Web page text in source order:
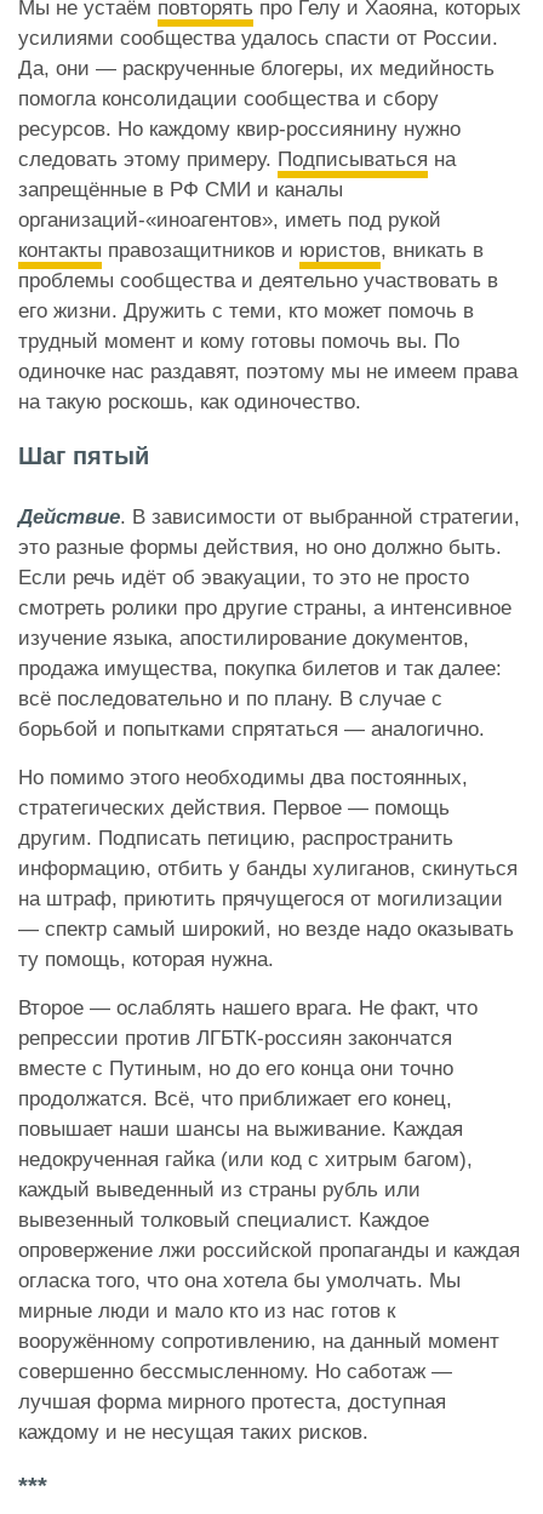
Мы не устаём повторять про Гелу и Хаояна, которых
усилиями сообщества удалось спасти от России.
Да, они — раскрученные блогеры, их медийность
помогла консолидации сообщества и сбору
ресурсов. Но каждому квир-россиянину нужно
следовать этому примеру. Подписываться на
запрещённые в РФ СМИ и каналы
организаций-«иноагентов», иметь под рукой
контакты правозащитников и юристов, вникать в
проблемы сообщества и деятельно участвовать в
его жизни. Дружить с теми, кто может помочь в
трудный момент и кому готовы помочь вы. По
одиночке нас раздавят, поэтому мы не имеем права
на такую роскошь, как одиночество.
Шаг пятый
Действие. В зависимости от выбранной стратегии,
это разные формы действия, но оно должно быть.
Если речь идёт об эвакуации, то это не просто
смотреть ролики про другие страны, а интенсивное
изучение языка, апостилирование документов,
продажа имущества, покупка билетов и так далее:
всё последовательно и по плану. В случае с
борьбой и попытками спрятаться — аналогично.
Но помимо этого необходимы два постоянных,
стратегических действия. Первое — помощь
другим. Подписать петицию, распространить
информацию, отбить у банды хулиганов, скинуться
на штраф, приютить прячущегося от могилизации
— спектр самый широкий, но везде надо оказывать
ту помощь, которая нужна.
Второе — ослаблять нашего врага. Не факт, что
репрессии против ЛГБТК-россиян закончатся
вместе с Путиным, но до его конца они точно
продолжатся. Всё, что приближает его конец,
повышает наши шансы на выживание. Каждая
недокрученная гайка (или код с хитрым багом),
каждый выведенный из страны рубль или
вывезенный толковый специалист. Каждое
опровержение лжи российской пропаганды и каждая
огласка того, что она хотела бы умолчать. Мы
мирные люди и мало кто из нас готов к
вооружённому сопротивлению, на данный момент
совершенно бессмысленному. Но саботаж —
лучшая форма мирного протеста, доступная
каждому и не несущая таких рисков.
***